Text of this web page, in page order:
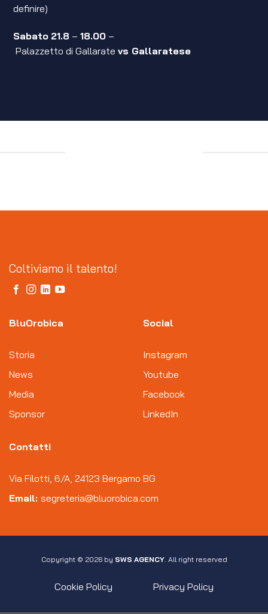
definire)
Sabato 21.8 –18.00 –
Palazzetto di Gallaratevs Gallaratese
Coltiviamo il talento!
BluOrobica
Storia
News
Media
Sponsor
Social
Instagram
Youtube
Facebook
LinkedIn
Contatti
Via Filotti, 6/A, 24123 Bergamo BG
Email: segreteria@bluorobica.com
Copyright © 2026 by SWS AGENCY. All right reserved
Cookie Policy Privacy Policy